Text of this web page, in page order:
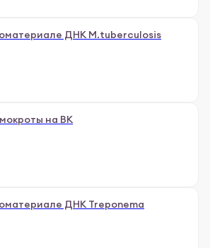
ДНК М.tuberculosis
на ВК
ДНК Treponema